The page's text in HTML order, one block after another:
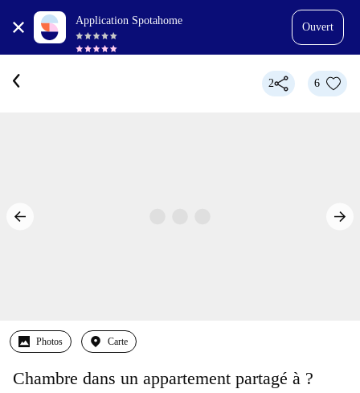
Application Spotahome
Ouvert
2 6
Photos Carte
Chambre dans un appartement partagé à ?